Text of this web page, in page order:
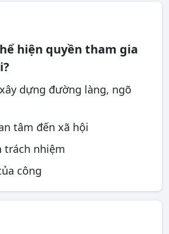
hiện quyền tham gia
dựng đường làng, ngõ
tâm đến xã hội
trách nhiệm
công